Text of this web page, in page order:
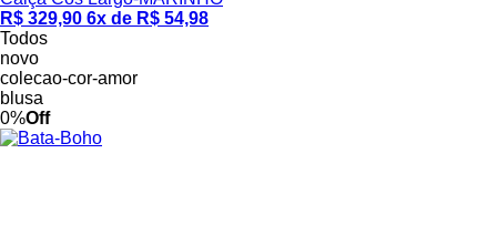
R$ 329,90 6x de R$ 54,98
Todos
novo
colecao-cor-amor
blusa
0%Off